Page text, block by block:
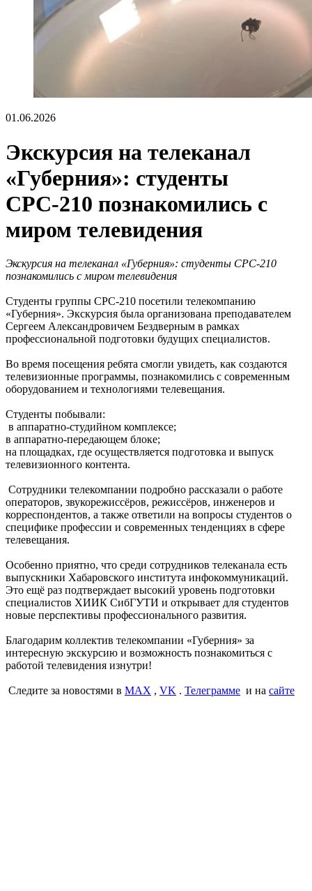
01.06.2026
Экскурсия на телеканал
«Губерния»: студенты
СРС-210 познакомились с
миром телевидения
Экскурсия на телеканал «Губерния»: студенты СРС-210
познакомились с миром телевидения
Студенты группы СРС-210 посетили телекомпанию
«Губерния». Экскурсия была организована преподавателем
Сергеем Александровичем Бездверным в рамках
профессиональной подготовки будущих специалистов.
Во время посещения ребята смогли увидеть, как создаются
телевизионные программы, познакомились с современным
оборудованием и технологиями телевещания.
Студенты побывали:
в аппаратно-студийном комплексе;
в аппаратно-передающем блоке;
на площадках, где осуществляется подготовка и выпуск
телевизионного контента.
Сотрудники телекомпании подробно рассказали о работе
операторов, звукорежиссёров, режиссёров, инженеров и
корреспондентов, а также ответили на вопросы студентов о
специфике профессии и современных тенденциях в сфере
телевещания.
Особенно приятно, что среди сотрудников телеканала есть
выпускники Хабаровского института инфокоммуникаций.
Это ещё раз подтверждает высокий уровень подготовки
специалистов ХИИК СибГУТИ и открывает для студентов
новые перспективы профессионального развития.
Благодарим коллектив телекомпании «Губерния» за
интересную экскурсию и возможность познакомиться с
работой телевидения изнутри!
Следите за новостями в MAX , VK . Телеграмме и на сайте